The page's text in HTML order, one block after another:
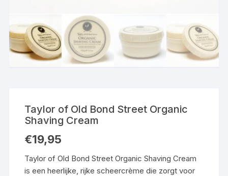
Taylor of Old Bond Street Organic
Shaving Cream
€19,95
Taylor of Old Bond Street Organic Shaving Cream
is een heerlijke, rijke scheercrème die zorgt voor